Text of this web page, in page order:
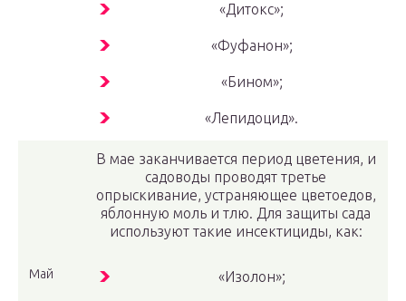
«Дитокс»;
«Фуфанон»;
«Бином»;
«Лепидоцид».
Май
В мае заканчивается период цветения, и
садоводы проводят третье
опрыскивание, устраняющее цветоедов,
яблонную моль и тлю. Для защиты сада
используют такие инсектициды, как:
«Изолон»;